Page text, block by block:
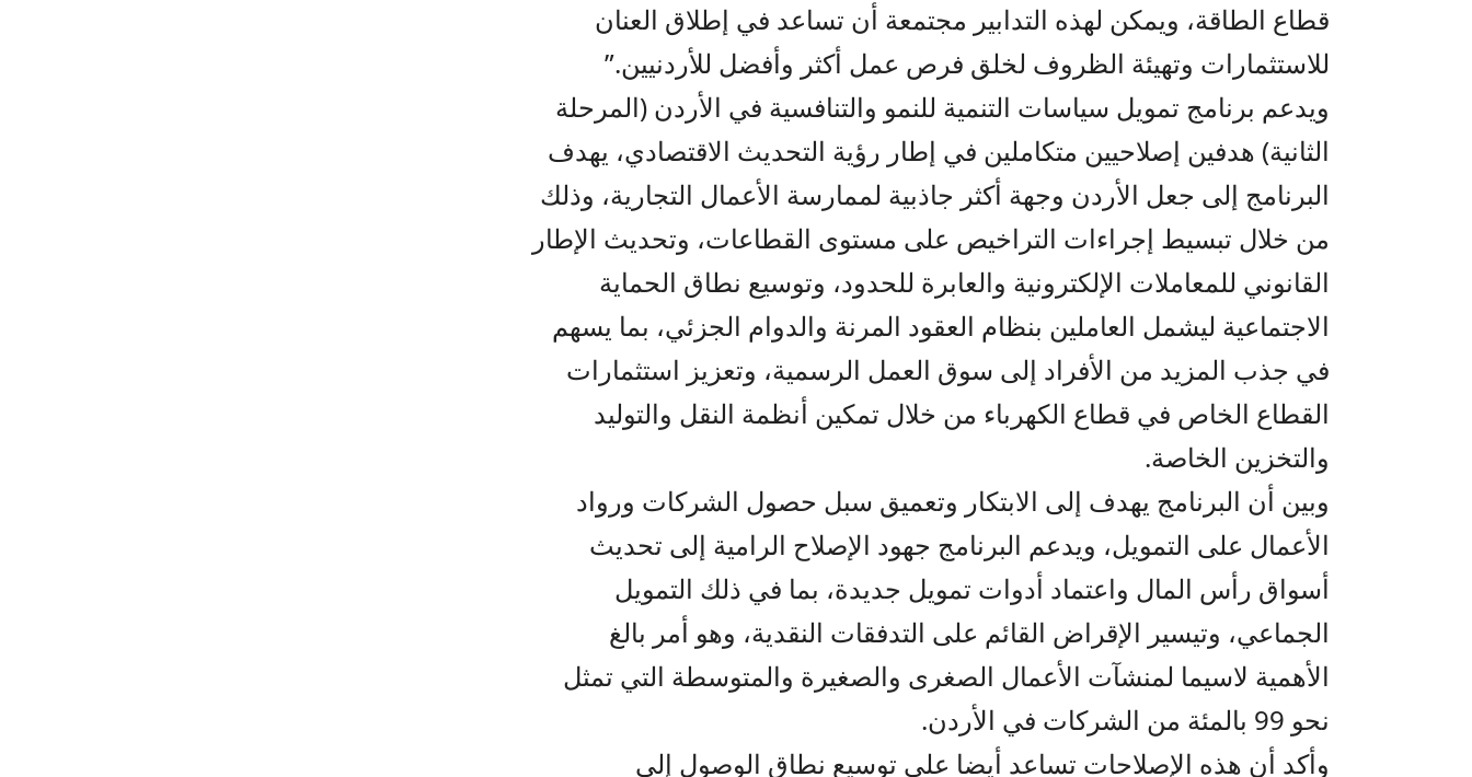
قطاع الطاقة، ويمكن لهذه التدابير مجتمعة أن تساعد في إطلاق العنان
للاستثمارات وتهيئة الظروف لخلق فرص عمل أكثر وأفضل للأردنيين.”
ويدعم برنامج تمويل سياسات التنمية للنمو والتنافسية في الأردن (المرحلة
الثانية) هدفين إصلاحيين متكاملين في إطار رؤية التحديث الاقتصادي، يهدف
البرنامج إلى جعل الأردن وجهة أكثر جاذبية لممارسة الأعمال التجارية، وذلك
من خلال تبسيط إجراءات التراخيص على مستوى القطاعات، وتحديث الإطار
القانوني للمعاملات الإلكترونية والعابرة للحدود، وتوسيع نطاق الحماية
الاجتماعية ليشمل العاملين بنظام العقود المرنة والدوام الجزئي، بما يسهم
في جذب المزيد من الأفراد إلى سوق العمل الرسمية، وتعزيز استثمارات
القطاع الخاص في قطاع الكهرباء من خلال تمكين أنظمة النقل والتوليد
والتخزين الخاصة.
وبين أن البرنامج يهدف إلى الابتكار وتعميق سبل حصول الشركات ورواد
الأعمال على التمويل، ويدعم البرنامج جهود الإصلاح الرامية إلى تحديث
أسواق رأس المال واعتماد أدوات تمويل جديدة، بما في ذلك التمويل
الجماعي، وتيسير الإقراض القائم على التدفقات النقدية، وهو أمر بالغ
الأهمية لاسيما لمنشآت الأعمال الصغرى والصغيرة والمتوسطة التي تمثل
نحو 99 بالمئة من الشركات في الأردن.
وأكد أن هذه الإصلاحات تساعد أيضا على توسيع نطاق الوصول إلى